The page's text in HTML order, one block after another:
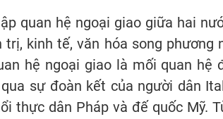
quan hệ ngoại giao giữa hai
kinh tế, văn hóa song phương
hệ ngoại giao là mối quan hệ
sự đoàn kết của người dân
thực dân Pháp và đế quốc Mỹ.